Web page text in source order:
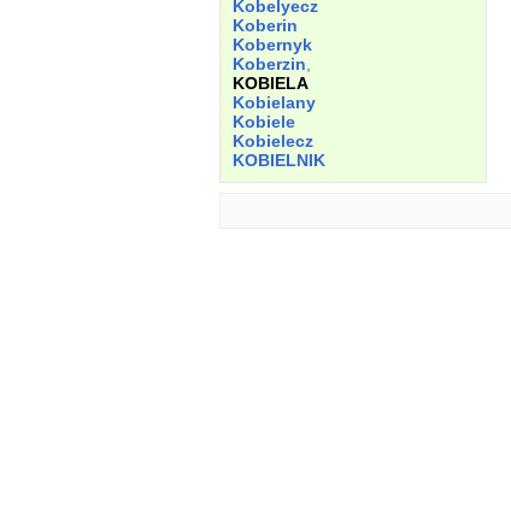
Kobelyecz
Koberin
Kobernyk
Koberzin
KOBIELA
Kobielany
Kobiele
Kobielecz
KOBIELNIK